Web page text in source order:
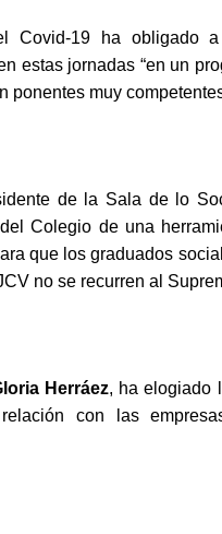
Covid-19 ha obligado a
estas jornadas “en un
muy
de la Sala de lo
Colegio de una
que los graduados
no se recurren al
Herráez, ha elogiado
con las